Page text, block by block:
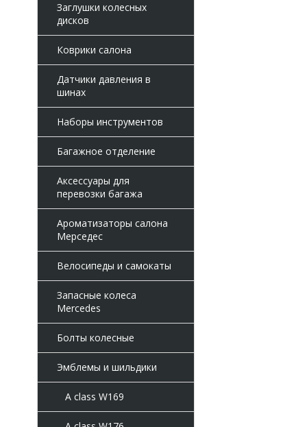
Заглушки колесных
дисков
Коврики салона
Датчики давления в
шинах
Наборы инструментов
Багажное отделение
Аксессуары для
перевозки багажа
Ароматизаторы салона
Мерседес
Велосипеды и самокаты
Запасные колеса
Mercedes
Болты колесные
Эмблемы и шильдики
A class W169